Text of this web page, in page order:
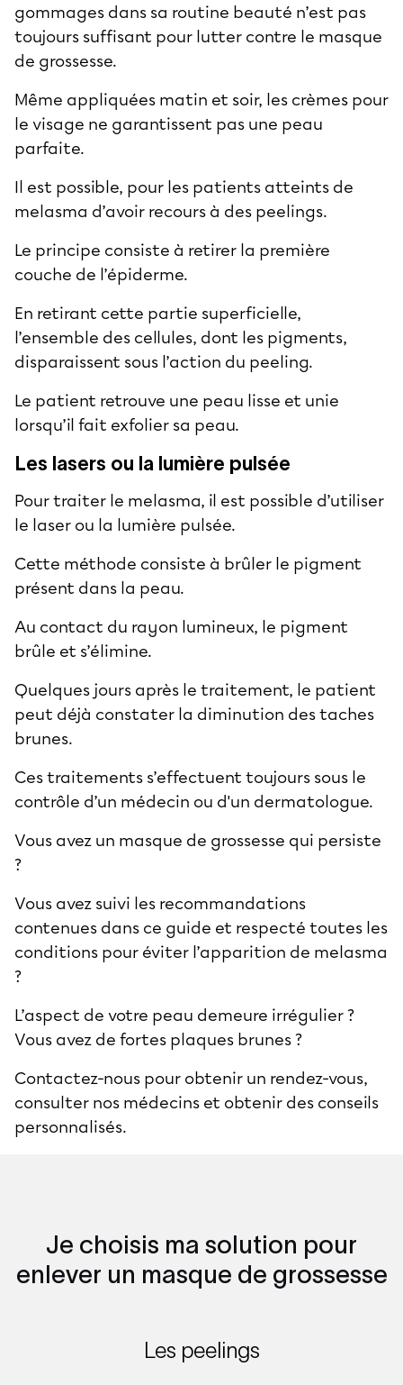
gommages dans sa routine beauté n’est pas
toujours suffisant pour lutter contre le masque
de grossesse.
Même appliquées matin et soir, les crèmes pour
le visage ne garantissent pas une peau
parfaite.
Il est possible, pour les patients atteints de
melasma d’avoir recours à des peelings.
Le principe consiste à retirer la première
couche de l’épiderme.
En retirant cette partie superficielle,
l’ensemble des cellules, dont les pigments,
disparaissent sous l’action du peeling.
Le patient retrouve une peau lisse et unie
lorsqu’il fait exfolier sa peau.
Les lasers ou la lumière pulsée
Pour traiter le melasma, il est possible d’utiliser
le laser ou la lumière pulsée.
Cette méthode consiste à brûler le pigment
présent dans la peau.
Au contact du rayon lumineux, le pigment
brûle et s’élimine.
Quelques jours après le traitement, le patient
peut déjà constater la diminution des taches
brunes.
Ces traitements s’effectuent toujours sous le
contrôle d’un médecin ou d'un dermatologue.
Vous avez un masque de grossesse qui persiste
?
Vous avez suivi les recommandations
contenues dans ce guide et respecté toutes les
conditions pour éviter l’apparition de melasma
?
L’aspect de votre peau demeure irrégulier ?
Vous avez de fortes plaques brunes ?
Contactez-nous pour obtenir un rendez-vous,
consulter nos médecins et obtenir des conseils
personnalisés.
Je choisis ma solution pour
enlever un masque de grossesse
Les peelings